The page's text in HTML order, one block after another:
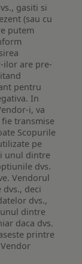
gasiti si
(sau cu
putem
ilor are pre-
pentru
In
i, va
transmise
Scopurile
pe
unul dintre
dvs.
Vendorul
deci
dvs.,
dintre
daca dvs.
printre